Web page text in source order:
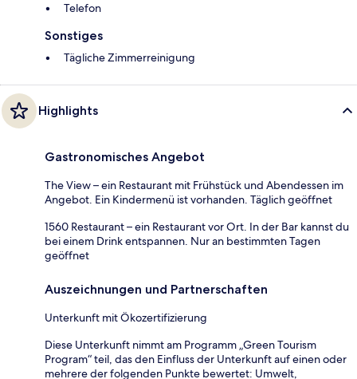
Telefon
Sonstiges
Tägliche Zimmerreinigung
Highlights
Gastronomisches Angebot
The View – ein Restaurant mit Frühstück und Abendessen im
Angebot. Ein Kindermenü ist vorhanden. Täglich geöffnet
1560 Restaurant – ein Restaurant vor Ort. In der Bar kannst du
bei einem Drink entspannen. Nur an bestimmten Tagen
geöffnet
Auszeichnungen und Partnerschaften
Unterkunft mit Ökozertifizierung
Diese Unterkunft nimmt am Programm „Green Tourism
Program“ teil, das den Einfluss der Unterkunft auf einen oder
mehrere der folgenden Punkte bewertet: Umwelt,